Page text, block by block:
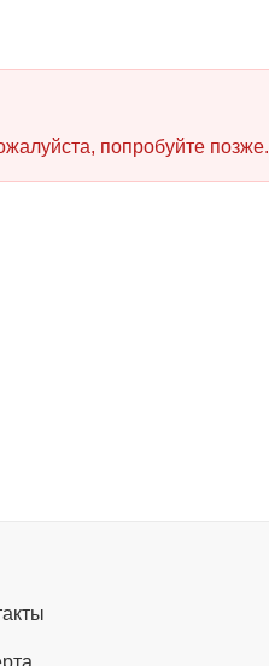
попробуйте позже.